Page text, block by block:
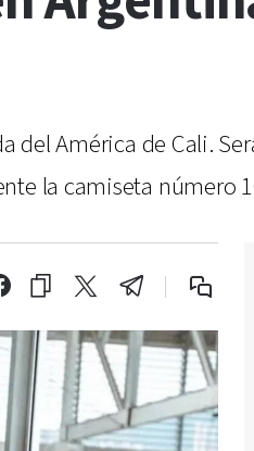
del América de Cali.
la camiseta número